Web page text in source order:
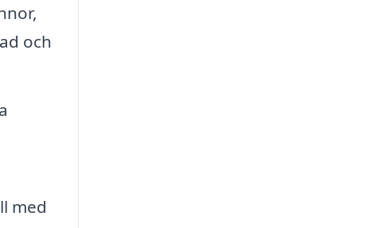
och
med